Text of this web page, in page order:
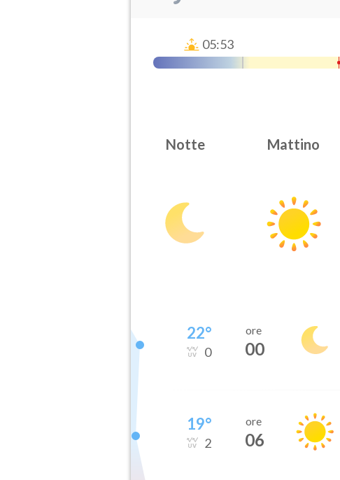
05:53
Notte Mattino
22°
0
ore
00
19°
2
ore
06